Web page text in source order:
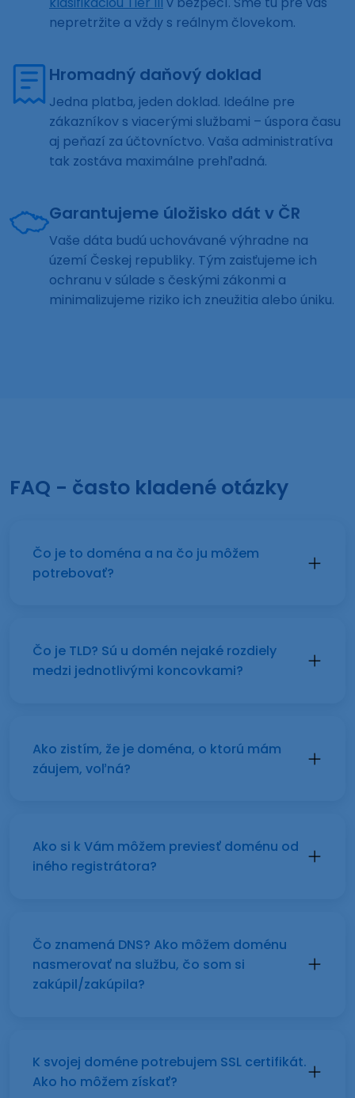
nepretržite a vždy s reálnym človekom.
Hromadný daňový doklad
Jedna platba, jeden doklad. Ideálne pre
zákazníkov s viacerými službami – úspora času
aj peňazí za účtovníctvo. Vaša administratíva
tak zostáva maximálne prehľadná.
Garantujeme úložisko dát v ČR
Vaše dáta budú uchovávané výhradne na
území Českej republiky. Tým zaisťujeme ich
ochranu v súlade s českými zákonmi a
minimalizujeme riziko ich zneužitia alebo úniku.
FAQ - často kladené otázky
Čo je to doména a na čo ju môžem
potrebovať?
Čo je TLD? Sú u domén nejaké rozdiely
medzi jednotlivými koncovkami?
Ako zistím, že je doména, o ktorú mám
záujem, voľná?
Ako si k Vám môžem previesť doménu od
iného registrátora?
Čo znamená DNS? Ako môžem doménu
nasmerovať na službu, čo som si
zakúpil/zakúpila?
K svojej doméne potrebujem SSL certifikát.
Ako ho môžem získať?